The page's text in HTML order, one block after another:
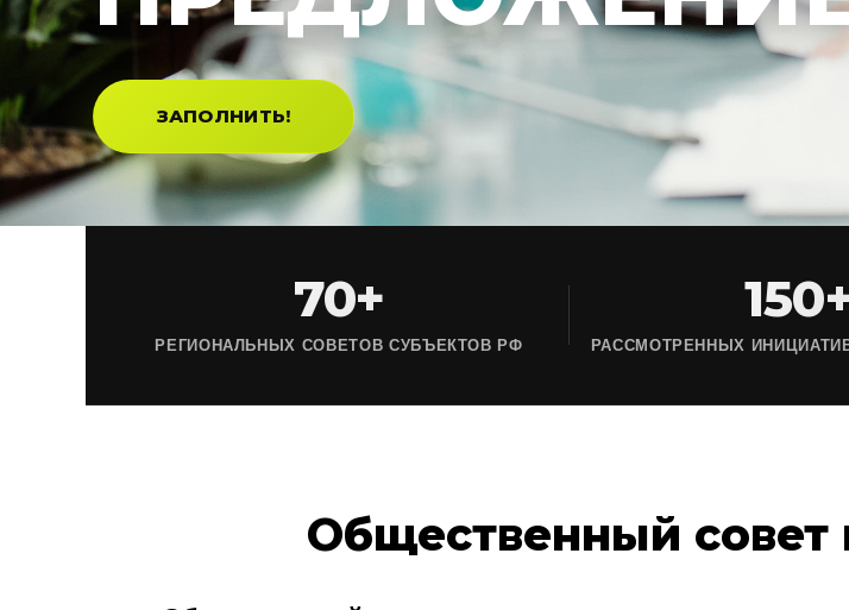
ЗАПОЛНИТЬ!
70+
РЕГИОНАЛЬНЫХ СОВЕТОВ СУБЪЕКТОВ РФ РАССМОТРЕННЫХ
Общественный